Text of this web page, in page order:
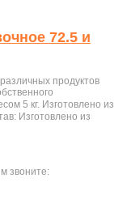
72.5 и
продуктов
5 кг. Изготовлено из
Изготовлено из
звоните: